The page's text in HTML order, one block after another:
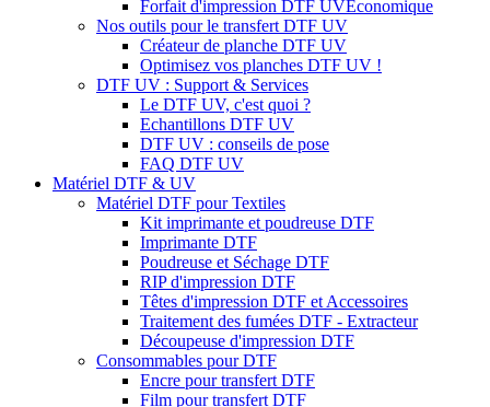
Forfait d'impression DTF UVEconomique
Nos outils pour le transfert DTF UV
Créateur de planche DTF UV
Optimisez vos planches DTF UV !
DTF UV : Support & Services
Le DTF UV, c'est quoi ?
Echantillons DTF UV
DTF UV : conseils de pose
FAQ DTF UV
Matériel DTF & UV
Matériel DTF pour Textiles
Kit imprimante et poudreuse DTF
Imprimante DTF
Poudreuse et Séchage DTF
RIP d'impression DTF
Têtes d'impression DTF et Accessoires
Traitement des fumées DTF - Extracteur
Découpeuse d'impression DTF
Consommables pour DTF
Encre pour transfert DTF
Film pour transfert DTF